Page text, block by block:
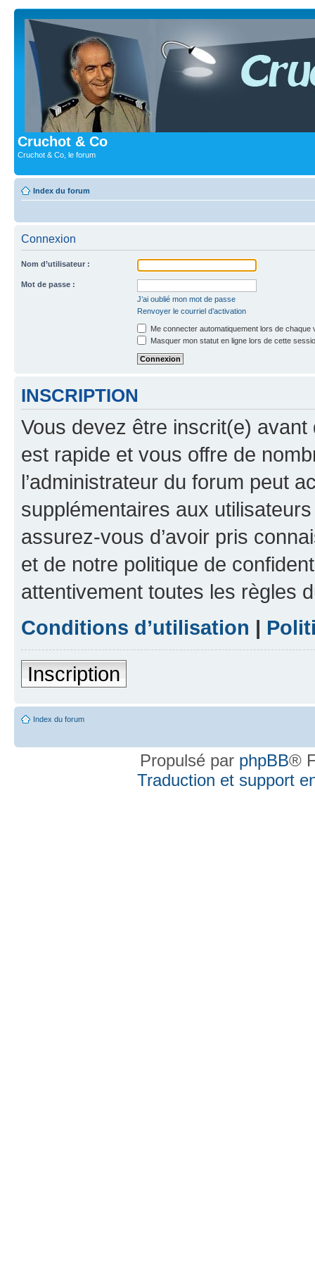
Cruchot & Co
Cruchot & Co, le forum
Index du forum
Connexion
Nom d’utilisateur :
Mot de passe :
J’ai oublié mon mot de passe
Renvoyer le courriel d’activation
Me connecter automatiquement lors de chaque
Masquer mon statut en ligne lors de cette
INSCRIPTION
Vous devez être inscrit(e) avant
est rapide et vous offre de
l’administrateur du forum peut
supplémentaires aux
assurez-vous d’avoir pris
et de notre politique de
attentivement toutes les règles
Conditions d’utilisation |
Inscription
Index du forum
Propulsé par phpBB®
Traduction et support